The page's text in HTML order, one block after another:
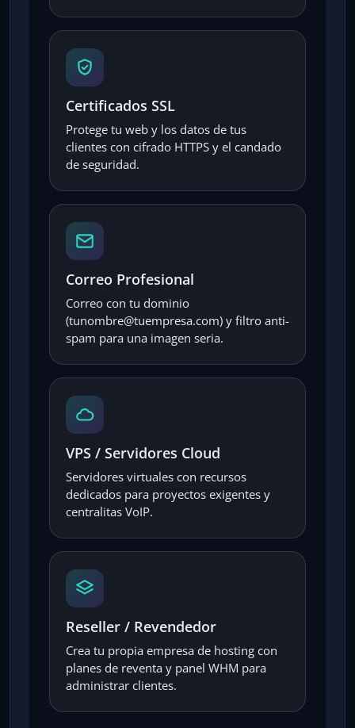
Certificados SSL
Protege tu web y los datos de tus
clientes con cifrado HTTPS y el candado
de seguridad.
Correo Profesional
Correo con tu dominio
(tunombre@tuempresa.com) y filtro anti-
spam para una imagen seria.
VPS / Servidores Cloud
Servidores virtuales con recursos
dedicados para proyectos exigentes y
centralitas VoIP.
Reseller / Revendedor
Crea tu propia empresa de hosting con
planes de reventa y panel WHM para
administrar clientes.